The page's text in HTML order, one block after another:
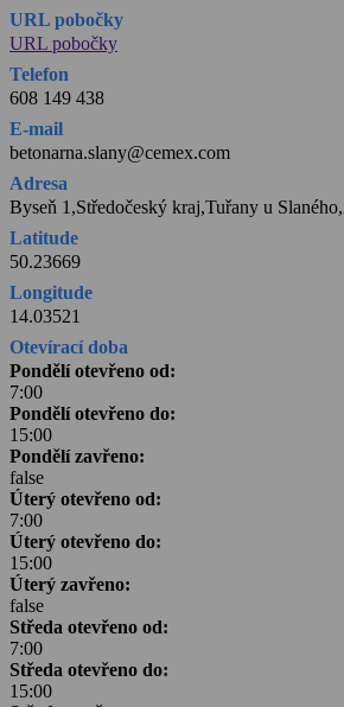
URL pobočky
URL pobočky
Telefon
608 149 438
E-mail
betonarna.slany@cemex.com
Adresa
Byseň 1,Středočeský kraj,Tuřany u
Latitude
50.23669
Longitude
14.03521
Otevírací doba
Pondělí otevřeno od:
7:00
Pondělí otevřeno do:
15:00
Pondělí zavřeno:
false
Úterý otevřeno od:
7:00
Úterý otevřeno do:
15:00
Úterý zavřeno:
false
Středa otevřeno od:
7:00
Středa otevřeno do:
15:00